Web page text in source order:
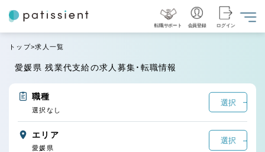
転職サポート 会員登録 ログイン
トップ 求人一覧
愛媛県 残業代支給の求人募集・転職情報
職種
選択
選択なし
エリア
選択
愛媛県